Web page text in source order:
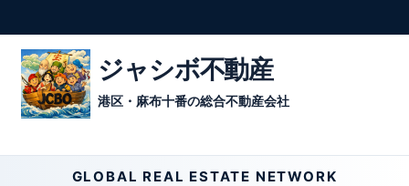
ジャシボ不動産
港区・麻布十番の総合不動産会社
GLOBAL REAL ESTATE NETWORK